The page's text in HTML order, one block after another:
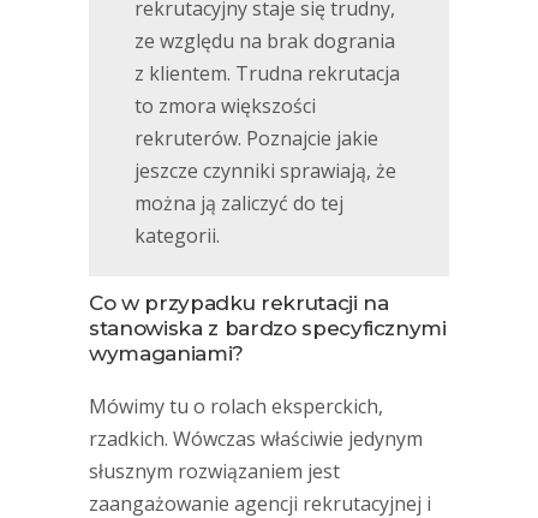
rekrutacyjny staje się trudny,
ze względu na brak dogrania
z klientem. Trudna rekrutacja
to zmora większości
rekruterów. Poznajcie jakie
jeszcze czynniki sprawiają, że
można ją zaliczyć do tej
kategorii.
Co w przypadku rekrutacji na
stanowiska z bardzo specyficznymi
wymaganiami?
Mówimy tu o rolach eksperckich,
rzadkich. Wówczas właściwie jedynym
słusznym rozwiązaniem jest
zaangażowanie agencji rekrutacyjnej i